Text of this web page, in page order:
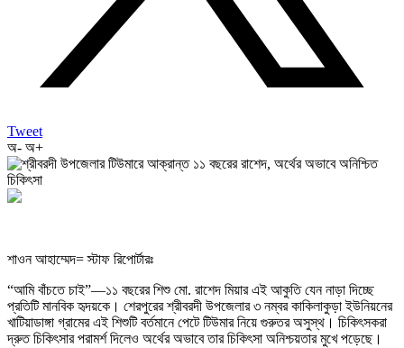
Tweet
অ- অ+
শাওন আহাম্মেদ= স্টাফ রিপোর্টারঃ
“আমি বাঁচতে চাই”—১১ বছরের শিশু মো. রাশেদ মিয়ার এই আকুতি যেন নাড়া দিচ্ছে
প্রতিটি মানবিক হৃদয়কে। শেরপুরের শ্রীবরদী উপজেলার ৩ নম্বর কাকিলাকুড়া ইউনিয়নের
খাটিয়াডাঙ্গা গ্রামের এই শিশুটি বর্তমানে পেটে টিউমার নিয়ে গুরুতর অসুস্থ। চিকিৎসকরা
দ্রুত চিকিৎসার পরামর্শ দিলেও অর্থের অভাবে তার চিকিৎসা অনিশ্চয়তার মুখে পড়েছে।